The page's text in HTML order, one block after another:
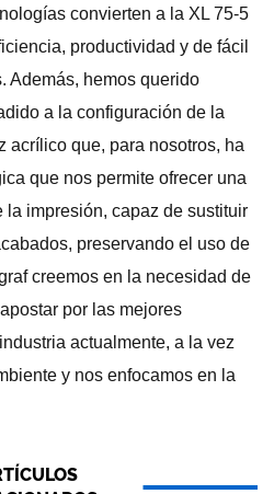
convierten a la XL 75-5
productividad y de fácil
Además, hemos querido
a la configuración de la
acrílico que, para nosotros, ha
que nos permite ofrecer una
la impresión, capaz de sustituir
preservando el uso de
creemos en la necesidad de
por las mejores
actualmente, a la vez
y nos enfocamos en la